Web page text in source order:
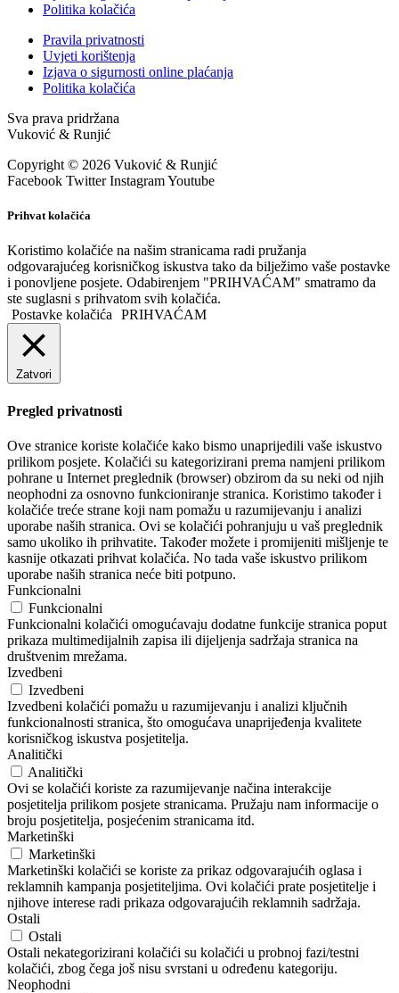
Politika kolačića
Pravila privatnosti
Uvjeti korištenja
Izjava o sigurnosti online plaćanja
Politika kolačića
Sva prava pridržana
Vuković & Runjić
Copyright © 2026 Vuković & Runjić
Facebook Twitter InstagramYoutube
Prihvat kolačića
Koristimo kolačiće na našim stranicama radi pružanja
odgovarajućeg korisničkog iskustva tako da bilježimo vaše postavke
i ponovljene posjete. Odabirenjem "PRIHVAĆAM" smatramo da
ste suglasni s prihvatom svih kolačića.
Postavke kolačića
PRIHVAĆAM
Zatvori
Pregled privatnosti
Ove stranice koriste kolačiće kako bismo unaprijedili vaše iskustvo
prilikom posjete. Kolačići su kategorizirani prema namjeni prilikom
pohrane u Internet preglednik (browser) obzirom da su neki od njih
neophodni za osnovno funkcioniranje stranica. Koristimo također i
kolačiće treće strane koji nam pomažu u razumijevanju i analizi
uporabe naših stranica. Ovi se kolačići pohranjuju u vaš preglednik
samo ukoliko ih prihvatite. Također možete i promijeniti mišljenje te
kasnije otkazati prihvat kolačića. No tada vaše iskustvo prilikom
uporabe naših stranica neće biti potpuno.
Funkcionalni
Funkcionalni
Funkcionalni kolačići omogućavaju dodatne funkcije stranica poput
prikaza multimedijalnih zapisa ili dijeljenja sadržaja stranica na
društvenim mrežama.
Izvedbeni
Izvedbeni
Izvedbeni kolačići pomažu u razumijevanju i analizi ključnih
funkcionalnosti stranica, što omogućava unaprijeđenja kvalitete
korisničkog iskustva posjetitelja.
Analitički
Analitički
Ovi se kolačići koriste za razumijevanje načina interakcije
posjetitelja prilikom posjete stranicama. Pružaju nam informacije o
broju posjetitelja, posjećenim stranicama itd.
Marketinški
Marketinški
Marketinški kolačići se koriste za prikaz odgovarajućih oglasa i
reklamnih kampanja posjetiteljima. Ovi kolačići prate posjetitelje i
njihove interese radi prikaza odgovarajućih reklamnih sadržaja.
Ostali
Ostali
Ostali nekategorizirani kolačići su kolačići u probnoj fazi/testni
kolačići, zbog čega još nisu svrstani u određenu kategoriju.
Neophodni